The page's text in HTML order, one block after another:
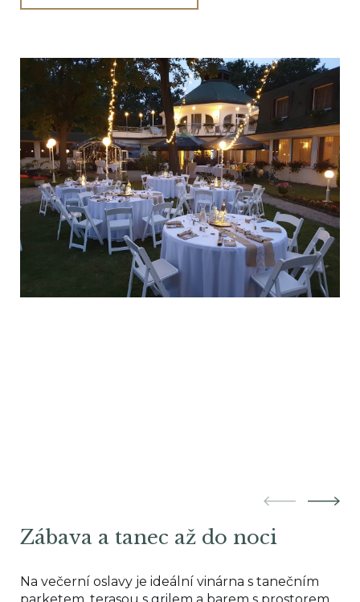
Zábava a tanec až do noci
Na večerní oslavy je ideální vinárna s tanečním